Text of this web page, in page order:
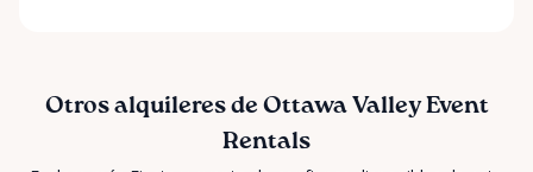
Otros alquileres de Ottawa Valley Event
Rentals